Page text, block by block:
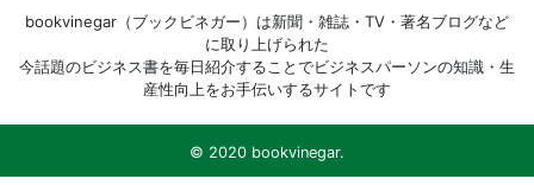
bookvinegar（ブックビネガー）は新聞・雑誌・TV・著名ブログなど
に取り上げられた
今話題のビジネス書を毎日紹介することでビジネスパーソンの知識・生
産性向上をお手伝いするサイトです
© 2020 bookvinegar.